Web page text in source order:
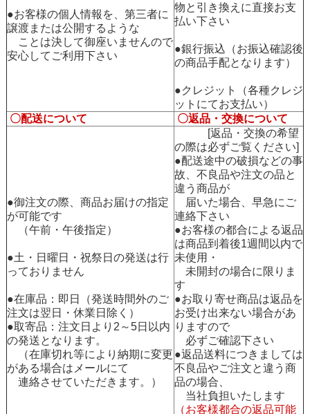
●お客様の個人情報を、第三者に
譲渡または公開するような
ことは決して御座いませんので
安心してご利用下さい
物と引き換えに直接お支
払い下さい
●銀行振込（お振込確認後
の商品手配となります）
●クレジット（各種クレジ
ットにてお支払い）
〇配送について
〇返品・交換について
●御注文の際、商品お届けの指定
が可能です
（午前・午後指定）
●土・日曜日・祝祭日の発送は行
っておりません
●在庫品：即日（発送時間外のご
注文は翌日・休業日除く）
●取寄品：注文日より2～5日以内
の発送となります。
（在庫切れ等により納期に変更
がある場合はメールにて
連絡させていただきます。）
[返品・交換の希望
の際は必ずご覧ください]
●配送途中の破損などの事
故、不良品や注文の品と
違う商品が
届いた場合、早急にご
連絡下さい
●お客様の都合による返品
は商品到着後1週間以内で
未使用・
未開封の場合に限りま
す
●お取り寄せ商品は返品を
お受け出来ない場合があ
りますので
必ずご確認下さい
●返品送料につきましては
不良品やご注文と違う商
品の場合、
当社負担いたします
（お客様都合の返品可能